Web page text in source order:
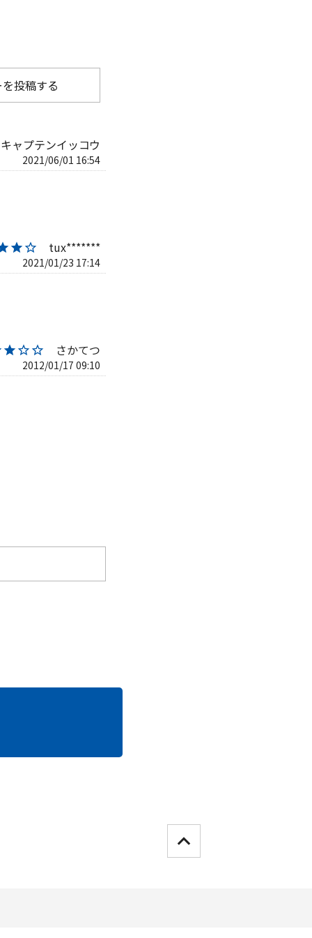
投稿する
キャプテンイッコウ
2021/06/01 16:54
tux*******
2021/01/23 17:14
さかてつ
2012/01/17 09:10